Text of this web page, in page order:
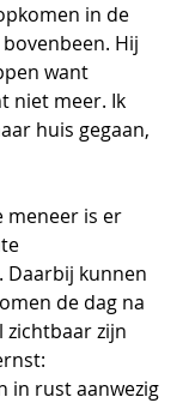
in de
Hij
want
niet meer. Ik
huis gegaan,
meneer is er
Daarbij kunnen
de dag na
zijn
in rust aanwezig